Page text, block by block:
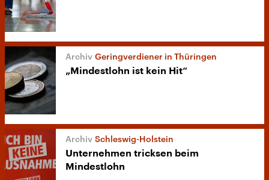
Geringverdiener in Thüringen
„Mindestlohn ist kein Hit“
Schleswig-Holstein
Unternehmen tricksen beim
Mindestlohn